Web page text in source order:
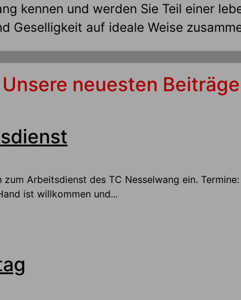
kennen und werden Sie Teil einer
Geselligkeit auf ideale Weise
Unsere neuesten Beiträge
Arbeitsdienst des TC Nesselwang ein.
ist willkommen und...